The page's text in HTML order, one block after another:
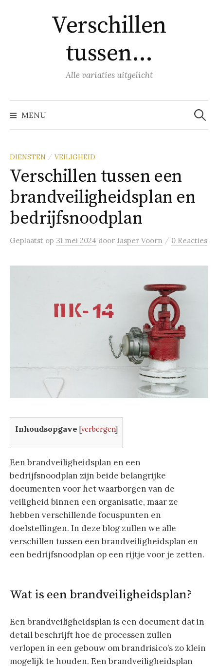
Verschillen
tussen…
Alle variaties uitgelicht
MENU
Zoeken
naar:
DIENSTEN / VEILIGHEID
Verschillen tussen een
brandveiligheidsplan en
bedrijfsnoodplan
Geplaatst op 31 mei 2024 door Jasper Voorn / 0 Reacties
Inhoudsopgave [verbergen]
Een brandveiligheidsplan en een
bedrijfsnoodplan zijn beide belangrijke
documenten voor het waarborgen van de
veiligheid binnen een organisatie, maar ze
hebben verschillende focuspunten en
doelstellingen. In deze blog zullen we alle
verschillen tussen een brandveiligheidsplan en
een bedrijfsnoodplan op een rijtje voor je zetten.
Wat is een brandveiligheidsplan?
Een brandveiligheidsplan is een document dat in
detail beschrijft hoe de processen zullen
verlopen in een gebouw om brandrisico’s zo klein
mogelijk te houden. Een brandveiligheidsplan